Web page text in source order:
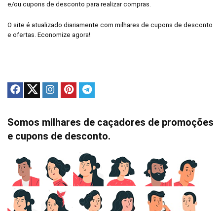
e/ou cupons de desconto para realizar compras.
O site é atualizado diariamente com milhares de cupons de desconto
e ofertas. Economize agora!
Somos milhares de caçadores de promoções
e cupons de desconto.